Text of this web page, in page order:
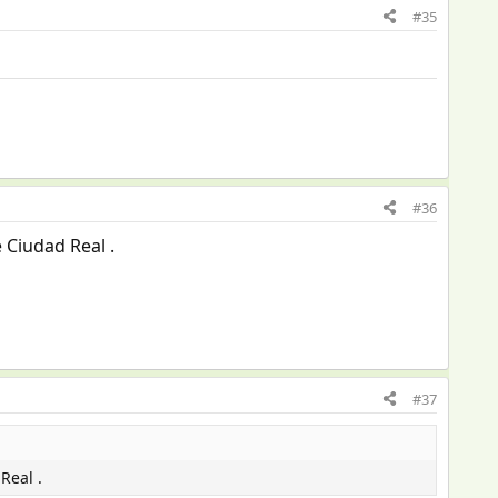
#35
#36
Real .
#37
.